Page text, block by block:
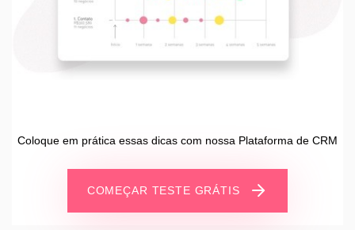
Coloque em prática essas dicas com nossa Plataforma de CRM
COMEÇAR TESTE GRÁTIS